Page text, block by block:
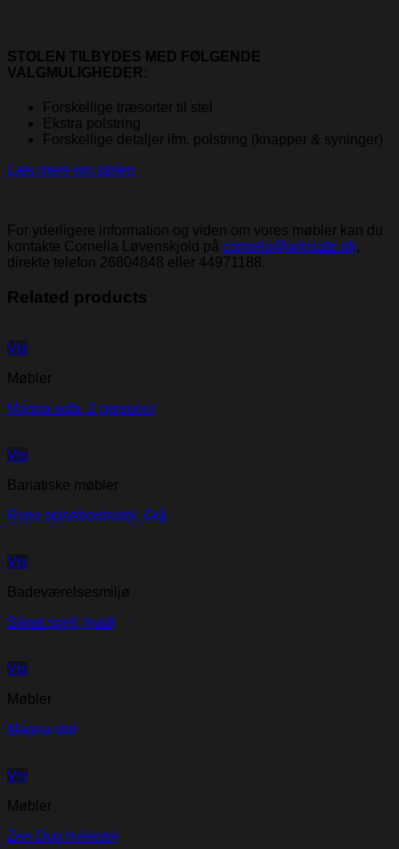
STOLEN TILBYDES MED FØLGENDE
VALGMULIGHEDER:
Forskellige træsorter til stel
Ekstra polstring
Forskellige detaljer ifm. polstring (knapper & syninger)
Læs mere om stolen
For yderligere information og viden om vores møbler kan du
kontakte Cornelia Løvenskjold på cornelia@arkisafe.dk,
direkte telefon 26804848 eller 44971188.
Related products
Vis
Møbler
Magna sofa, 2 personer
Vis
Bariatiske møbler
Ryno spisebordsstol, Grå
Vis
Badeværelsesmiljø
Sikret spejl, hvidt
Vis
Møbler
Magna stol
Vis
Møbler
Zen Duo hvilestol